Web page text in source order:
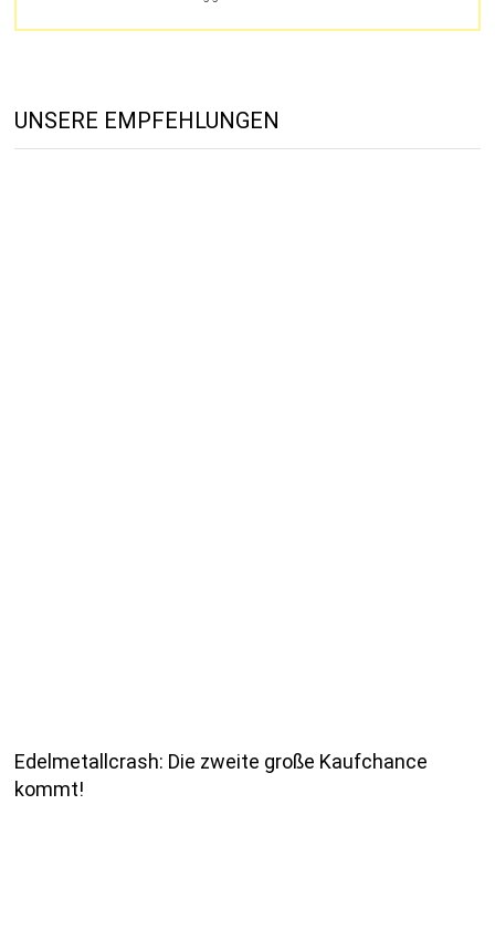
UNSERE EMPFEHLUNGEN
Edelmetallcrash: Die zweite große Kaufchance
kommt!